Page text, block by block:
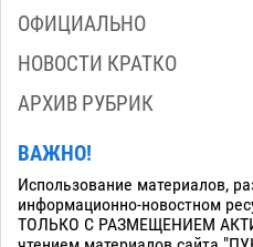
ОФИЦИАЛЬНО
НОВОСТИ КРАТКО
АРХИВ РУБРИК
ВАЖНО!
Использование материалов,
информационно-новостном
ТОЛЬКО С РАЗМЕЩЕНИЕМ